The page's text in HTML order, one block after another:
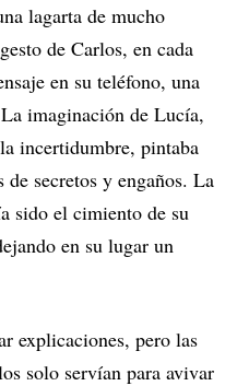
lagarta de mucho
de Carlos, en cada
en su teléfono, una
imaginación de Lucía,
incertidumbre, pintaba
secretos y engaños. La
sido el cimiento de su
en su lugar un
explicaciones, pero las
solo servían para avivar